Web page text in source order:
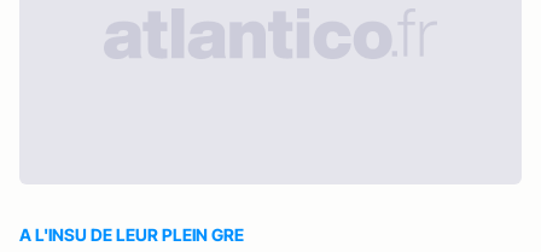
A L'INSU DE LEUR PLEIN GRE